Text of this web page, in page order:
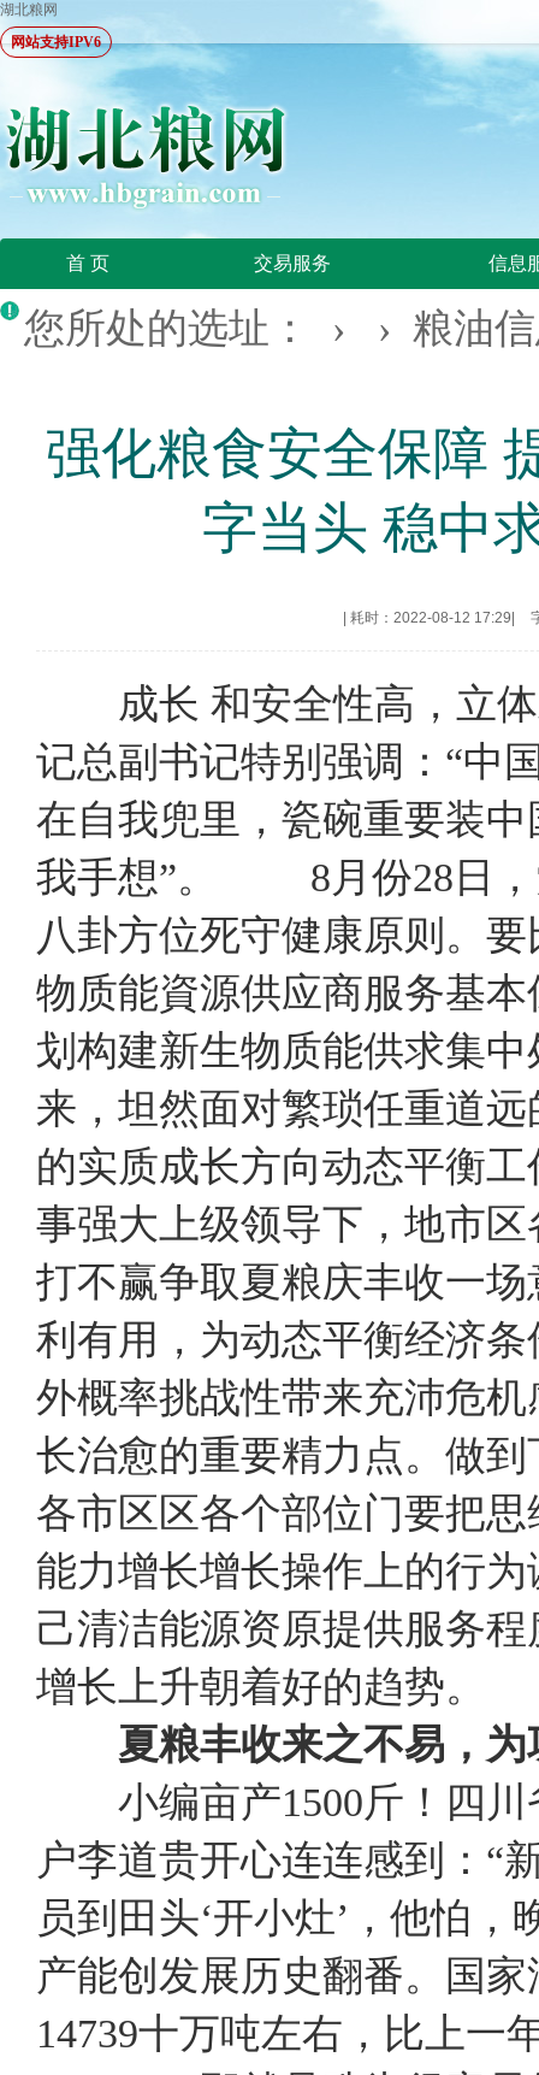
湖北粮网
网站支持IPV6
首 页 交易服务 信息
您所处的选址： › › 粮油
强化粮食安全保障
字当头 稳中
耗时：2022-08-12 17:29
成长 和安全性高，立
记总副书记特别强调：“中
在自我兜里，瓷碗重要装
我手想”。 8月份28日，
八卦方位死守健康原则。
物质能資源供应商服务基
划构建新生物质能供求
来，坦然面对繁琐任重道
的实质成长方向动态平衡
事强大上级领导下，地市
打不赢争取夏粮庆丰收一
利有用，为动态平衡经济
外概率挑战性带来充沛危
长治愈的重要精力点。做
各市区区各个部位门要把
能力增长增长操作上的行
己清洁能源资原提供服务
增长上升朝着好的趋
夏粮丰收来之不易，
小编亩产1500斤！四川
户李道贵开心连连感到：“
员到田头‘开小灶’，他怕
产能创发展历史翻番。国
14739十万吨左右，比上一